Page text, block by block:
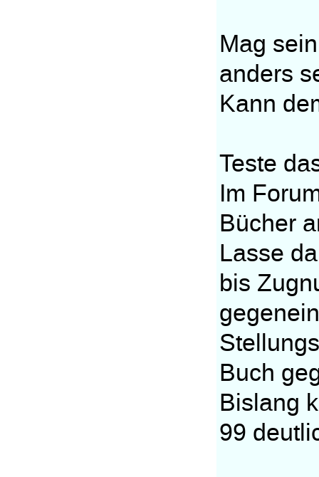
Mag
anders
Kann
Teste
Im
Bücher
Lasse
bis
Buch
Bislang
99